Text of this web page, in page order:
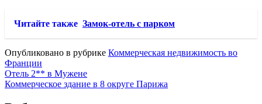
Читайте также Замок-отель с парком
Опубликовано в рубрике Коммерческая недвижимость во
Франции
Навигация
по
Отель 2** в Мужене
Коммерческое здание в 8 округе Парижа